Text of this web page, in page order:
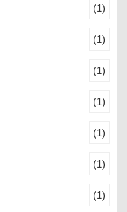
(1)
(1)
(1)
(1)
(1)
(1)
(1)